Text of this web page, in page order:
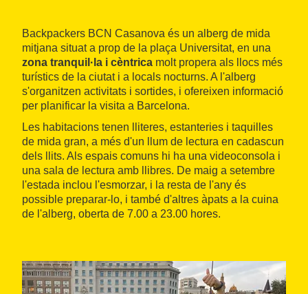
Backpackers BCN Casanova és un alberg de mida
mitjana situat a prop de la plaça Universitat, en una
zona tranquil·la i cèntrica molt propera als llocs més
turístics de la ciutat i a locals nocturns. A l'alberg
s'organitzen activitats i sortides, i ofereixen informació
per planificar la visita a Barcelona.
Les habitacions tenen lliteres, estanteries i taquilles
de mida gran, a més d'un llum de lectura en cadascun
dels llits. Als espais comuns hi ha una videoconsola i
una sala de lectura amb llibres. De maig a setembre
l'estada inclou l'esmorzar, i la resta de l'any és
possible preparar-lo, i també d'altres àpats a la cuina
de l'alberg, oberta de 7.00 a 23.00 hores.